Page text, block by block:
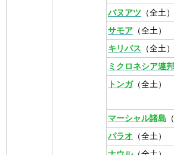
バヌアツ （全土）
サモア （全土）
キリバス （全土）
ミクロネシア連邦
トンガ（全土）
マーシャル諸島
パラオ （全土）